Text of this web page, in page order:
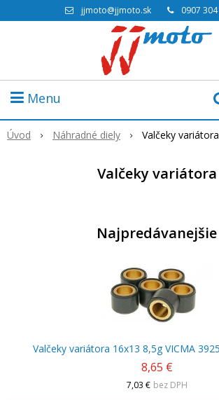
jjmoto@jjmoto.sk 0907
Menu
Úvod Náhradné diely Valčeky variátora
Valčeky variátora
Najpredávanejšie
Valčeky variátora 16x13 8,5g VICMA 3925
8,65 €
7,03 € bez DPH